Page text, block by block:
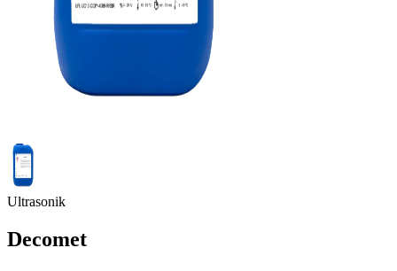
Ultrasonik
Decomet